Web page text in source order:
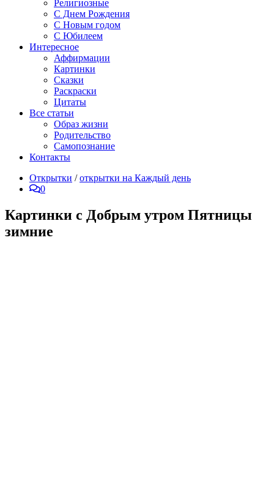
Религиозные
С Днем Рождения
С Новым годом
С Юбилеем
Интересное
Аффирмации
Картинки
Сказки
Раскраски
Цитаты
Все статьи
Образ жизни
Родительство
Самопознание
Контакты
Открытки / открытки на Каждый день
0
Картинки с Добрым утром Пятницы
зимние